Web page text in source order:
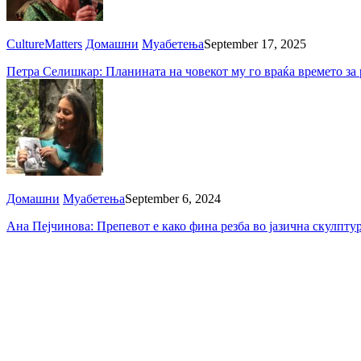
CultureMatters Домашни МуабетењаSeptember 17, 2025
Петра Селишкар: Планината на човекот му го враќа времето за
Домашни МуабетењаSeptember 6, 2024
Ана Пејчинова: Препевот е како фина резба во јазична